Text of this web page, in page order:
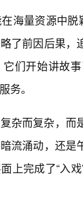
海量资源中
了前因后果
们开始讲故
务。
杂而复杂，而
流涌动，还是
上完成了“入